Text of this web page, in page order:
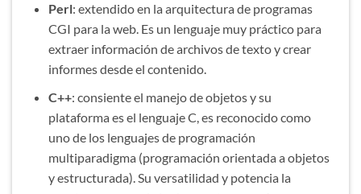
Perl: extendido en la arquitectura de programas
CGI para la web. Es un lenguaje muy práctico para
extraer información de archivos de texto y crear
informes desde el contenido.
C++: consiente el manejo de objetos y su
plataforma es el lenguaje C, es reconocido como
uno de los lenguajes de programación
multiparadigma (programación orientada a objetos
y estructurada). Su versatilidad y potencia la